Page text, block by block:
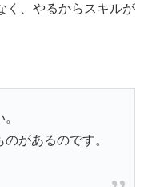
く、やるからスキルが
があるのです。